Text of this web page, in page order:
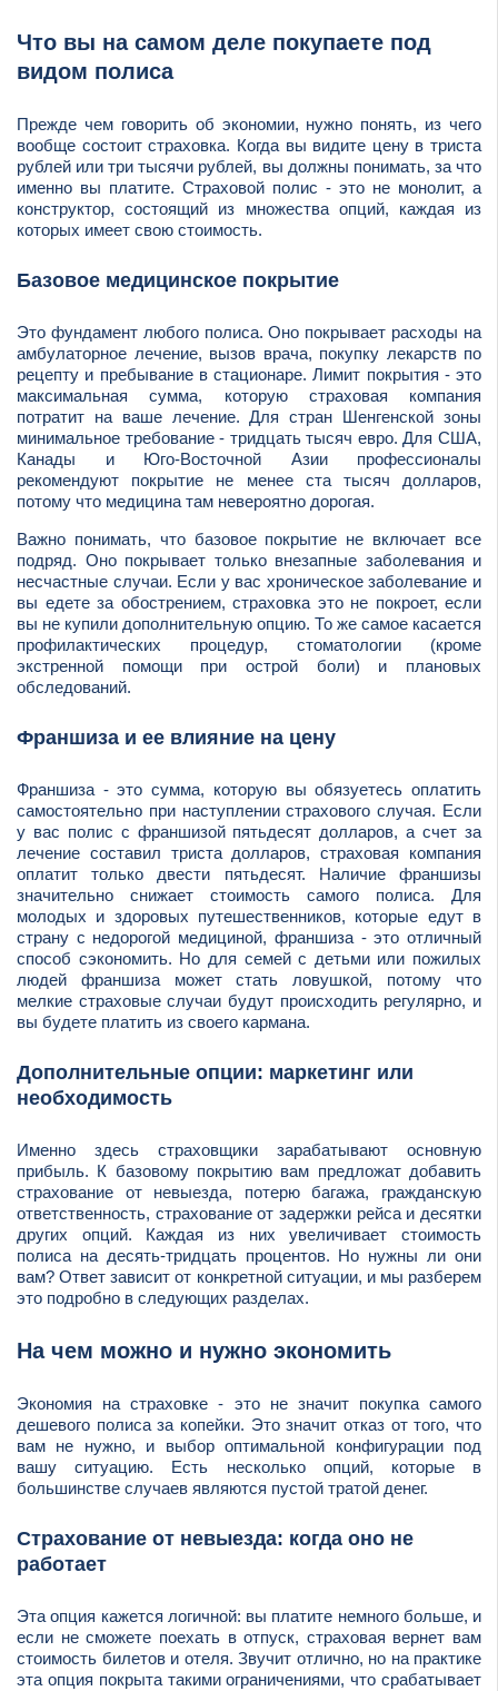
Что вы на самом деле покупаете под
видом полиса
Прежде чем говорить об экономии, нужно понять, из чего
вообще состоит страховка. Когда вы видите цену в триста
рублей или три тысячи рублей, вы должны понимать, за что
именно вы платите. Страховой полис - это не монолит, а
конструктор, состоящий из множества опций, каждая из
которых имеет свою стоимость.
Базовое медицинское покрытие
Это фундамент любого полиса. Оно покрывает расходы на
амбулаторное лечение, вызов врача, покупку лекарств по
рецепту и пребывание в стационаре. Лимит покрытия - это
максимальная сумма, которую страховая компания
потратит на ваше лечение. Для стран Шенгенской зоны
минимальное требование - тридцать тысяч евро. Для США,
Канады и Юго-Восточной Азии профессионалы
рекомендуют покрытие не менее ста тысяч долларов,
потому что медицина там невероятно дорогая.
Важно понимать, что базовое покрытие не включает все
подряд. Оно покрывает только внезапные заболевания и
несчастные случаи. Если у вас хроническое заболевание и
вы едете за обострением, страховка это не покроет, если
вы не купили дополнительную опцию. То же самое касается
профилактических процедур, стоматологии (кроме
экстренной помощи при острой боли) и плановых
обследований.
Франшиза и ее влияние на цену
Франшиза - это сумма, которую вы обязуетесь оплатить
самостоятельно при наступлении страхового случая. Если
у вас полис с франшизой пятьдесят долларов, а счет за
лечение составил триста долларов, страховая компания
оплатит только двести пятьдесят. Наличие франшизы
значительно снижает стоимость самого полиса. Для
молодых и здоровых путешественников, которые едут в
страну с недорогой медициной, франшиза - это отличный
способ сэкономить. Но для семей с детьми или пожилых
людей франшиза может стать ловушкой, потому что
мелкие страховые случаи будут происходить регулярно, и
вы будете платить из своего кармана.
Дополнительные опции: маркетинг или
необходимость
Именно здесь страховщики зарабатывают основную
прибыль. К базовому покрытию вам предложат добавить
страхование от невыезда, потерю багажа, гражданскую
ответственность, страхование от задержки рейса и десятки
других опций. Каждая из них увеличивает стоимость
полиса на десять-тридцать процентов. Но нужны ли они
вам? Ответ зависит от конкретной ситуации, и мы разберем
это подробно в следующих разделах.
На чем можно и нужно экономить
Экономия на страховке - это не значит покупка самого
дешевого полиса за копейки. Это значит отказ от того, что
вам не нужно, и выбор оптимальной конфигурации под
вашу ситуацию. Есть несколько опций, которые в
большинстве случаев являются пустой тратой денег.
Страхование от невыезда: когда оно не
работает
Эта опция кажется логичной: вы платите немного больше, и
если не сможете поехать в отпуск, страховая вернет вам
стоимость билетов и отеля. Звучит отлично, но на практике
эта опция покрыта такими ограничениями, что срабатывает